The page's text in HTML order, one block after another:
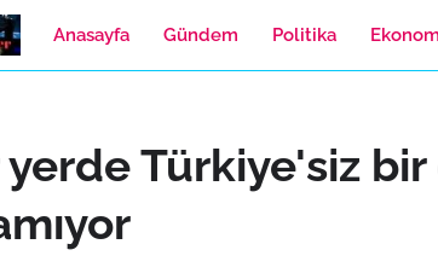
Anasayfa Gündem Politika
Türkiye'siz